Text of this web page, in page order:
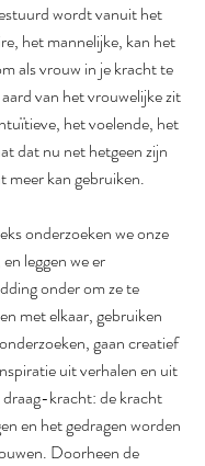
wordt vanuit het
het mannelijke, kan het
als vrouw in je kracht te
van het vrouwelijke zit
het voelende, het
dat nu net hetgeen zijn
meer kan gebruiken.
onderzoeken we onze
leggen we er
onder om ze te
met elkaar, gebruiken
gaan creatief
uit verhalen en uit
draag-kracht: de kracht
en het gedragen worden
Doorheen de